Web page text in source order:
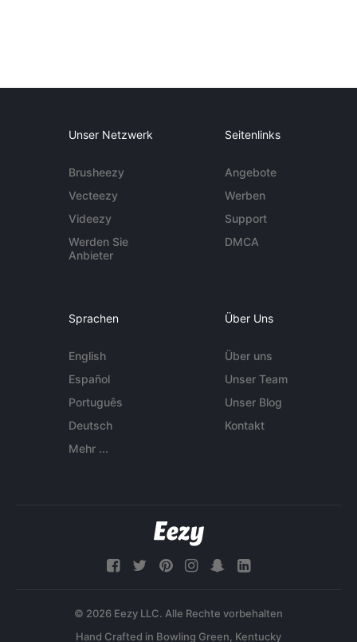
Unser Netzwerk
Brusheezy
Vecteezy
Videezy
Werden Sie
Anbieter
Seitenlinks
Angebote
Werben
Support
DMCA
Sprachen
English
Español
Português
Deutsch
Mehr ...
Über Uns
Über uns
Unser Team
Unser Blog
Kontakt
© 2026 Eezy LLC. Alle Rechte vorbehalten